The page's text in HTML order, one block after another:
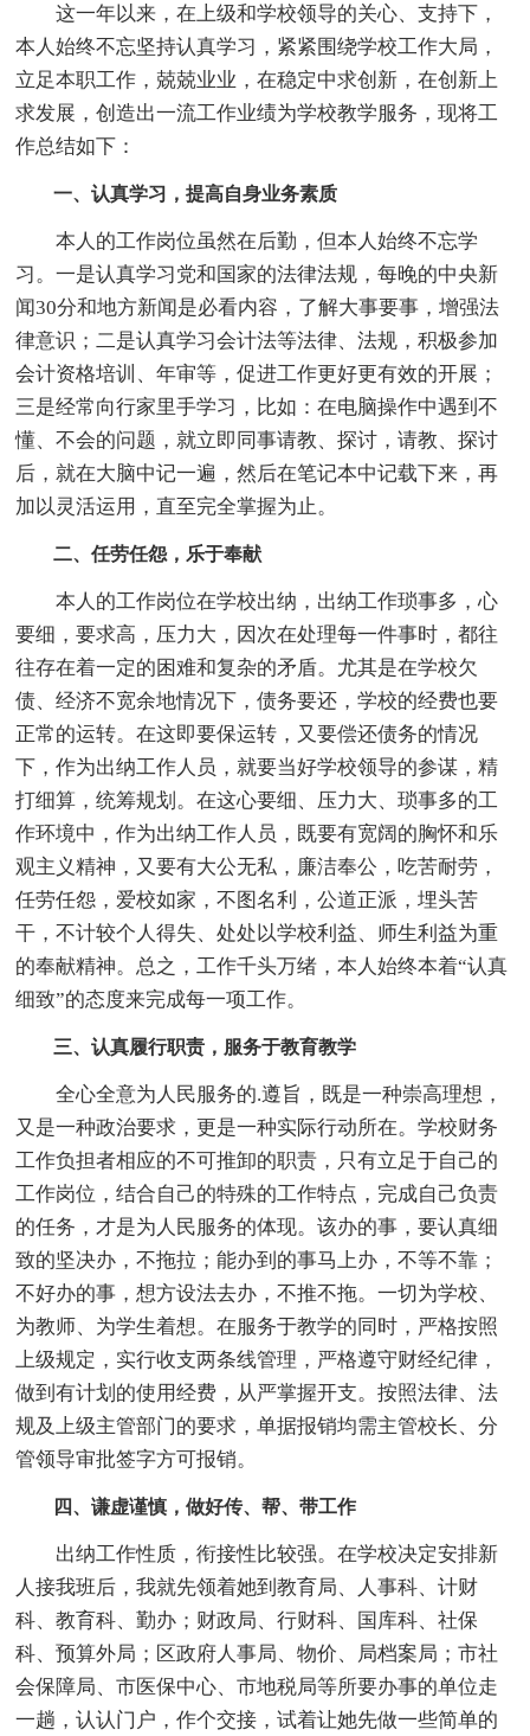
这一年以来，在上级和学校领导的关心、支持下，
本人始终不忘坚持认真学习，紧紧围绕学校工作大局，
立足本职工作，兢兢业业，在稳定中求创新，在创新上
求发展，创造出一流工作业绩为学校教学服务，现将工
作总结如下：
一、认真学习，提高自身业务素质
本人的工作岗位虽然在后勤，但本人始终不忘学
习。一是认真学习党和国家的法律法规，每晚的中央新
闻30分和地方新闻是必看内容，了解大事要事，增强法
律意识；二是认真学习会计法等法律、法规，积极参加
会计资格培训、年审等，促进工作更好更有效的开展；
三是经常向行家里手学习，比如：在电脑操作中遇到不
懂、不会的问题，就立即同事请教、探讨，请教、探讨
后，就在大脑中记一遍，然后在笔记本中记载下来，再
加以灵活运用，直至完全掌握为止。
二、任劳任怨，乐于奉献
本人的工作岗位在学校出纳，出纳工作琐事多，心
要细，要求高，压力大，因次在处理每一件事时，都往
往存在着一定的困难和复杂的矛盾。尤其是在学校欠
债、经济不宽余地情况下，债务要还，学校的经费也要
正常的运转。在这即要保运转，又要偿还债务的情况
下，作为出纳工作人员，就要当好学校领导的参谋，精
打细算，统筹规划。在这心要细、压力大、琐事多的工
作环境中，作为出纳工作人员，既要有宽阔的胸怀和乐
观主义精神，又要有大公无私，廉洁奉公，吃苦耐劳，
任劳任怨，爱校如家，不图名利，公道正派，埋头苦
干，不计较个人得失、处处以学校利益、师生利益为重
的奉献精神。总之，工作千头万绪，本人始终本着“认真
细致”的态度来完成每一项工作。
三、认真履行职责，服务于教育教学
全心全意为人民服务的.遵旨，既是一种崇高理想，
又是一种政治要求，更是一种实际行动所在。学校财务
工作负担者相应的不可推卸的职责，只有立足于自己的
工作岗位，结合自己的特殊的工作特点，完成自己负责
的任务，才是为人民服务的体现。该办的事，要认真细
致的坚决办，不拖拉；能办到的事马上办，不等不靠；
不好办的事，想方设法去办，不推不拖。一切为学校、
为教师、为学生着想。在服务于教学的同时，严格按照
上级规定，实行收支两条线管理，严格遵守财经纪律，
做到有计划的使用经费，从严掌握开支。按照法律、法
规及上级主管部门的要求，单据报销均需主管校长、分
管领导审批签字方可报销。
四、谦虚谨慎，做好传、帮、带工作
出纳工作性质，衔接性比较强。在学校决定安排新
人接我班后，我就先领着她到教育局、人事科、计财
科、教育科、勤办；财政局、行财科、国库科、社保
科、预算外局；区政府人事局、物价、局档案局；市社
会保障局、市医保中心、市地税局等所要办事的单位走
一趟，认认门户，作个交接，试着让她先做一些简单的